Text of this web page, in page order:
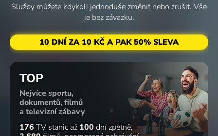
Služby můžete kdykoli jednoduše změnit nebo zrušit. Vše
je bez závazku.
10 DNÍ ZA 10 KČ A PAK 50% SLEVA
TOP
Nejvíce sportu,
dokumentů, filmů
a televizní zábavy
176 TV stanic až 100 dní zpětně